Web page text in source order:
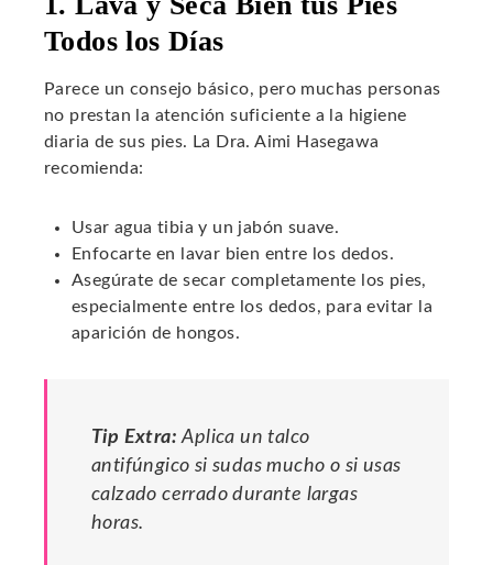
Todos los Días
Parece un consejo básico, pero muchas personas
no prestan la atención suficiente a la higiene
diaria de sus pies. La Dra. Aimi Hasegawa
recomienda:
Usar agua tibia y un jabón suave.
Enfocarte en lavar bien entre los dedos.
Asegúrate de secar completamente los pies,
especialmente entre los dedos, para evitar la
aparición de hongos.
Tip Extra: Aplica un talco
antifúngico si sudas mucho o si usas
calzado cerrado durante largas
horas.